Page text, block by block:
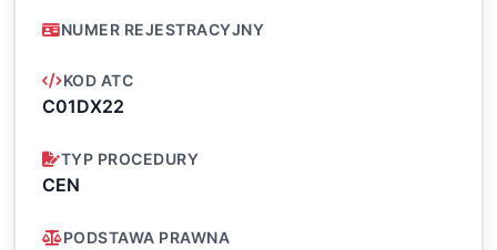
NUMER REJESTRACYJNY
KOD ATC
C01DX22
TYP PROCEDURY
CEN
PODSTAWA PRAWNA